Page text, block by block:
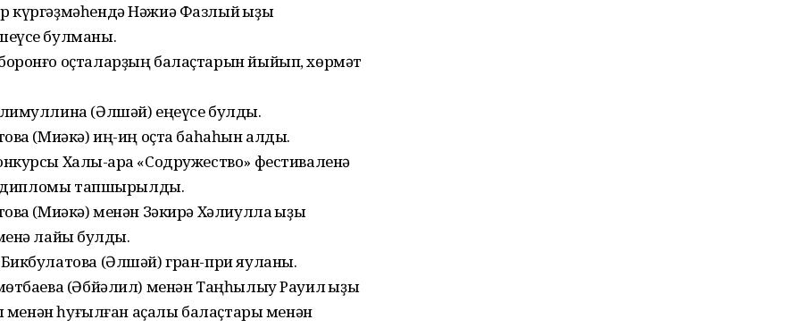
күргәҙмәһендә Нәжиә Фазлый ҡыҙы
булманы.
оҫталарҙың балаҫ­тарын йыйып, хөрмәт
(Әлшәй) еңеүсе булды.
(Миәкә) иң-иң оҫта баһа­һын алды.
Халыҡ-ара «Содружество» фестиваленә
дипломы тапшырылды.
(Миәкә) менән Зәкирә Хәлиулла ҡыҙы
лайыҡ булды.
(Әлшәй) гран-при яуланы.
(Әбйәлил) менән Таң­һылыу Рауил ҡыҙы
менән һуғылған аҫалы балаҫтары менән